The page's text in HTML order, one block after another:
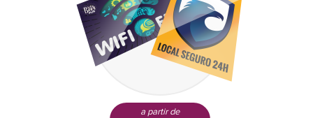
a partir de